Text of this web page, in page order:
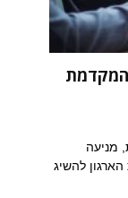
המקדמת
מניעה
להשיג